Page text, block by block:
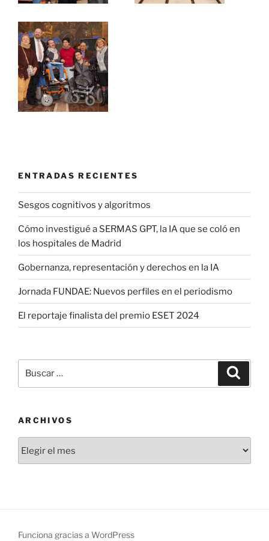
ENTRADAS RECIENTES
Sesgos cognitivos y algoritmos
Cómo investigué a SERMAS GPT, la IA que se coló en
los hospitales de Madrid
Gobernanza, representación y derechos en la IA
Jornada FUNDAE: Nuevos perfiles en el periodismo
El reportaje finalista del premio ESET 2024
por:
ARCHIVOS
Funciona gracias a WordPress